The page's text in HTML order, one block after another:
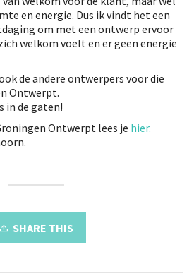
en energie. Dus ik vindt het een
om met een ontwerp ervoor
welkom voelt en er geen energie
de andere ontwerpers voor die
Ontwerpt.
in de gaten!
Ontwerpt lees je hier.
SHARE THIS